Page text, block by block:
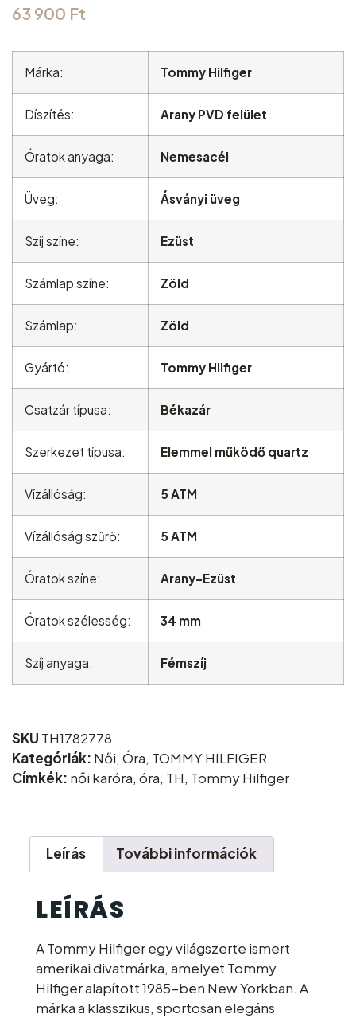
63 900 Ft
Márka: Tommy Hilfiger
Díszítés: Arany PVD felület
Óratok anyaga: Nemesacél
Üveg: Ásványi üveg
Szíj színe: Ezüst
Számlap színe: Zöld
Számlap: Zöld
Gyártó: Tommy Hilfiger
Csatzár típusa: Békazár
Szerkezet típusa: Elemmel működő quartz
Vízállóság: 5 ATM
Vízállóság szűrő: 5 ATM
Óratok színe: Arany-Ezüst
Óratok szélesség: 34 mm
Szíj anyaga: Fémszíj
SKU TH1782778
Kategóriák: Női, Óra, TOMMY HILFIGER
Címkék: női karóra, óra, TH, Tommy Hilfiger
Leírás További információk
LEÍRÁS
A Tommy Hilfiger egy világszerte ismert
amerikai divatmárka, amelyet Tommy
Hilfiger alapított 1985-ben New Yorkban. A
márka a klasszikus, sportosan elegáns